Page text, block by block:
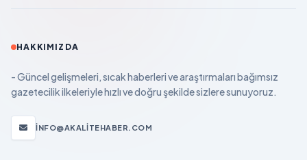
HAKKIMIZDA
- Güncel gelişmeleri, sıcak haberleri ve araştırmaları bağımsız
gazetecilik ilkeleriyle hızlı ve doğru şekilde sizlere sunuyoruz.
INFO@AKALITEHABER.COM